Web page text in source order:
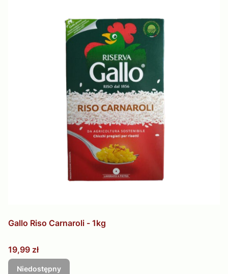
Gallo Riso Carnaroli - 1kg
Cena
19,99 zł
Niedostępny